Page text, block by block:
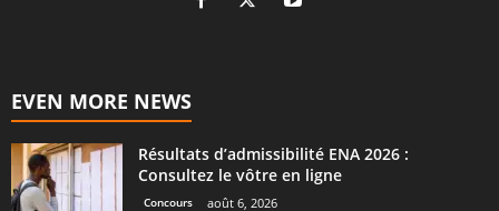
EVEN MORE NEWS
Résultats d’admissibilité ENA 2026 :
Consultez le vôtre en ligne
Concours août 6, 2026